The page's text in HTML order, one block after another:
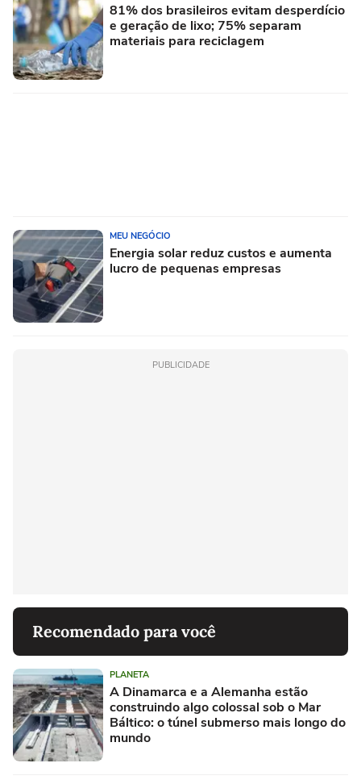
81% dos brasileiros evitam desperdício
e geração de lixo; 75% separam
materiais para reciclagem
MEU NEGÓCIO
Energia solar reduz custos e aumenta
lucro de pequenas empresas
PUBLICIDADE
Recomendado para você
PLANETA
A Dinamarca e a Alemanha estão
construindo algo colossal sob o Mar
Báltico: o túnel submerso mais longo do
mundo